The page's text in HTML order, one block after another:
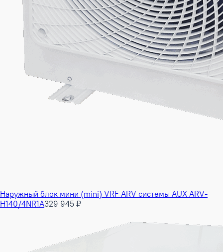
Наружный блок мини (mini) VRF ARV системы AUX ARV-
H140/4NR1A329 945 ₽